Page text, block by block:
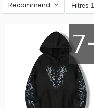
Recommend Filtres